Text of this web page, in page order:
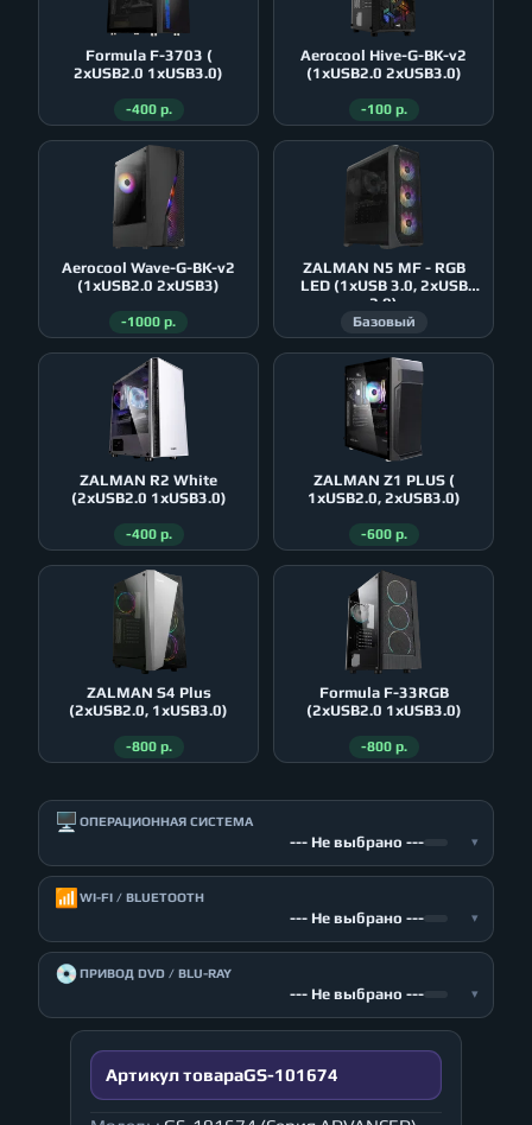
Formula F-3703 (
2xUSB2.0 1xUSB3.0)
-400 р.
Aerocool Hive-G-BK-v2
(1xUSB2.0 2xUSB3.0)
-100 р.
Aerocool Wave-G-BK-v2
(1xUSB2.0 2xUSB3)
-1000 р.
ZALMAN N5 MF - RGB
LED (1xUSB 3.0, 2xUSB
2.0)
Базовый
ZALMAN R2 White
(2xUSB2.0 1xUSB3.0)
-400 р.
ZALMAN Z1 PLUS (
1xUSB2.0, 2xUSB3.0)
-600 р.
ZALMAN S4 Plus
(2xUSB2.0, 1xUSB3.0)
-800 р.
Formula F-33RGB
(2xUSB2.0 1xUSB3.0)
-800 р.
🖥️ ОПЕРАЦИОННАЯ СИСТЕМА
--- Не выбрано --- ▾
📶 WI-FI / BLUETOOTH
--- Не выбрано --- ▾
💿ПРИВОД DVD / BLU-RAY
--- Не выбрано --- ▾
Артикул товараGS-101674